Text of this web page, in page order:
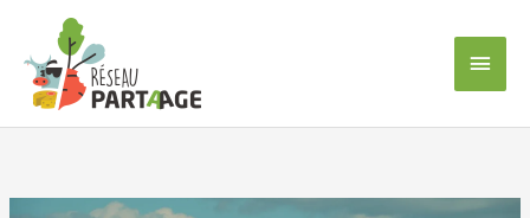
contenu